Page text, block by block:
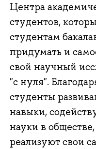
Центра
студентов,
студентам
придумать и
свой научный
"с нуля".
студенты
навыки,
науки в
реализуют свои